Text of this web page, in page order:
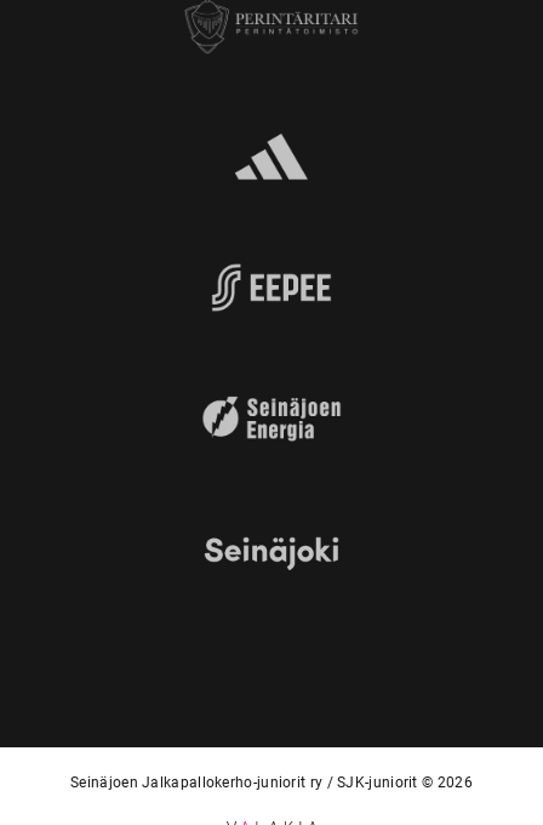
Seinäjoen Jalkapallokerho-juniorit ry / SJK-juniorit © 2026